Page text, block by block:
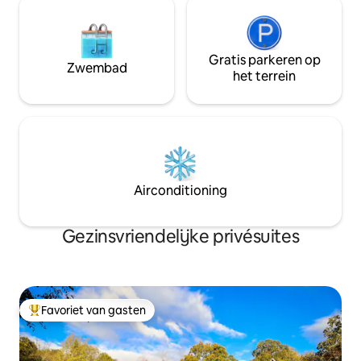
Zwembad
Gratis parkeren op
het terrein
Airconditioning
Gezinsvriendelijke privésuites
Topfavoriet van gasten
Favoriet van gasten